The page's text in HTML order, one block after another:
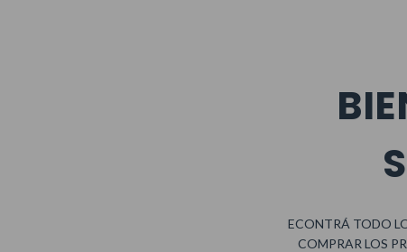
ECONTRÁ TODO
COMPRAR LOS